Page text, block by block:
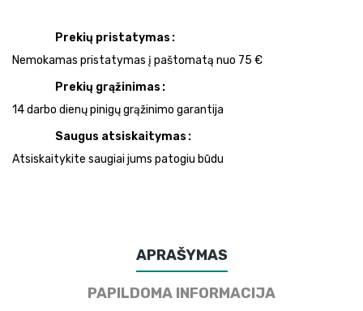
Prekių pristatymas
Nemokamas pristatymas į paštomatą nuo 75 €
Prekių grąžinimas
14 darbo dienų pinigų grąžinimo garantija
Saugus atsiskaitymas
Atsiskaitykite saugiai jums patogiu būdu
APRAŠYMAS
PAPILDOMA INFORMACIJA